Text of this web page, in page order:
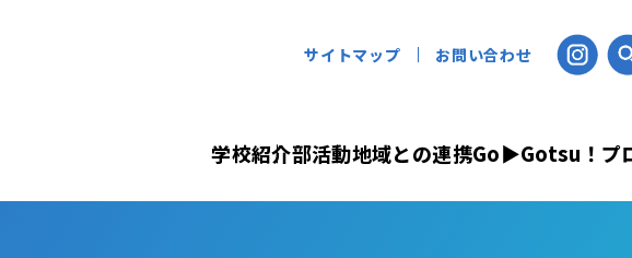
サイトマップ お問い合わせ
学校紹介部活動地域との連携Go▶Gotsu！プ